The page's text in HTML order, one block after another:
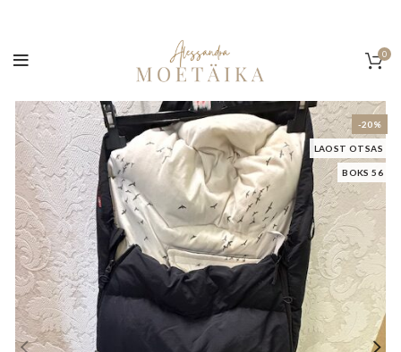
0
-20%
LAOST OTSAS
BOKS 56